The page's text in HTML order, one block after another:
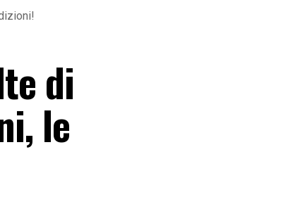
di
le